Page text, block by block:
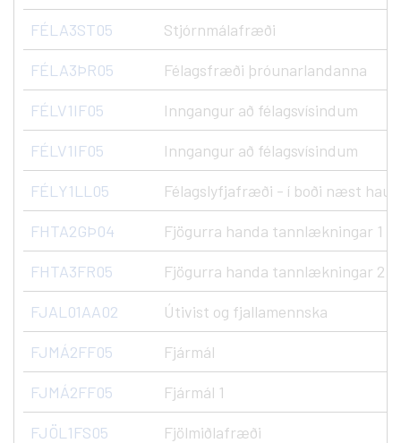
FÉLA3ST05 Stjórnmálafræði
FÉLA3ÞR05 Félagsfræði þróunarlandanna
FÉLV1IF05 Inngangur að félagsvísindum
FÉLV1IF05 Inngangur að félagsvísindum
FÉLY1LL05 Félagslyfjafræði - í boði næst
FHTA2GÞ04 Fjögurra handa tannlækningar 1
FHTA3FR05 Fjögurra handa tannlækningar 2
FJAL01AA02 Útivist og fjallamennska
FJMÁ2FF05 Fjármál
FJMÁ2FF05 Fjármál 1
FJÖL1FS05 Fjölmiðlafræði